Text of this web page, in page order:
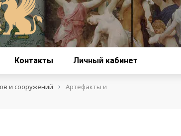
Контакты Личный кабинет
и сооружений ›
Артефакты и